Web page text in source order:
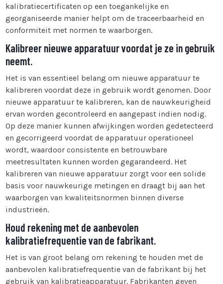
kalibratiecertificaten op een toegankelijke en
georganiseerde manier helpt om de traceerbaarheid en
conformiteit met normen te waarborgen.
Kalibreer nieuwe apparatuur voordat je ze in gebruik
neemt.
Het is van essentieel belang om nieuwe apparatuur te
kalibreren voordat deze in gebruik wordt genomen. Door
nieuwe apparatuur te kalibreren, kan de nauwkeurigheid
ervan worden gecontroleerd en aangepast indien nodig.
Op deze manier kunnen afwijkingen worden gedetecteerd
en gecorrigeerd voordat de apparatuur operationeel
wordt, waardoor consistente en betrouwbare
meetresultaten kunnen worden gegarandeerd. Het
kalibreren van nieuwe apparatuur zorgt voor een solide
basis voor nauwkeurige metingen en draagt bij aan het
waarborgen van kwaliteitsnormen binnen diverse
industrieën.
Houd rekening met de aanbevolen
kalibratiefrequentie van de fabrikant.
Het is van groot belang om rekening te houden met de
aanbevolen kalibratiefrequentie van de fabrikant bij het
gebruik van kalibratieapparatuur. Fabrikanten geven